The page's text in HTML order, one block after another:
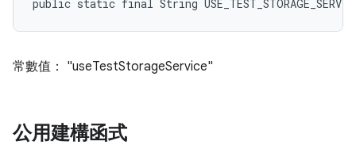
public static final String
常數值： "useTestStorageService"
公用建構函式